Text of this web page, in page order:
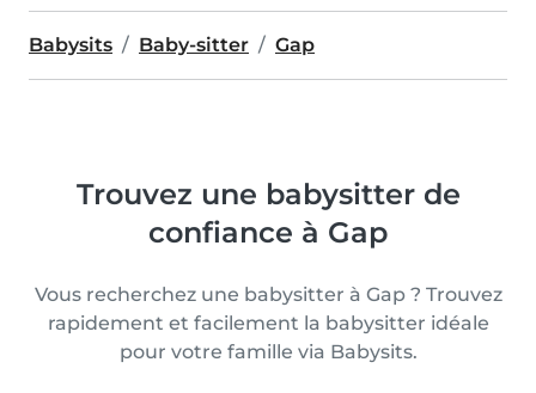
Babysits Baby-sitter Gap
Trouvez une babysitter de
confiance à Gap
Vous recherchez une babysitter à Gap ? Trouvez
rapidement et facilement la babysitter idéale
pour votre famille via Babysits.